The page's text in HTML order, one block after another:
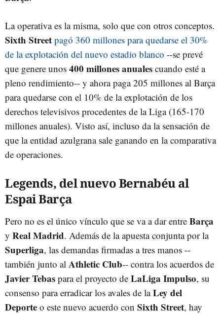
La operativa es la misma, solo que con otros conceptos.
Sixth Street pagó 360 millones para quedarse el 30%
de la explotación del nuevo estadio blanco --se prevé
que genere unos 400 millones anuales cuando esté a
pleno rendimiento-- y ahora paga 205 millones al Barça
para quedarse con el 10% de la explotación de los
derechos televisivos procedentes de la Liga (165-170
millones anuales). Visto así, incluso da la sensación de
que la entidad azulgrana sale ganando en la comparativa
de operaciones.
Legends, del nuevo Bernabéu al
Espai Barça
Pero no es el único vínculo que se va a dar entre Barça
y Real Madrid. Además de la apuesta conjunta por la
Superliga, las demandas firmadas a tres manos --
también junto al Athletic Club-- contra los acuerdos de
Javier Tebas para el proyecto de LaLiga Impulso, su
consenso para erradicar los avales de laLey del
Deporte o este nuevo acuerdo con Sixth Street, hay